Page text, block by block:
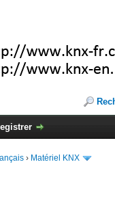
› Matériel KNX